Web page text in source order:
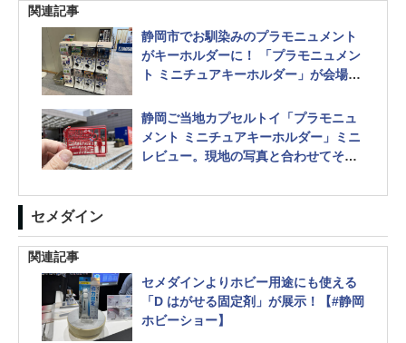
関連記事
静岡市でお馴染みのプラモニュメント
がキーホルダーに！ 「プラモニュメン
ト ミニチュアキーホルダー」が会場に
静岡ご当地カプセルトイ「プラモニュ
メント ミニチュアキーホルダー」ミニ
レビュー。現地の写真と合わせてその
ビーショー】
セメダイン
関連記事
セメダインよりホビー用途にも使える
「D はがせる固定剤」が展示！【#静岡
ホビーショー】